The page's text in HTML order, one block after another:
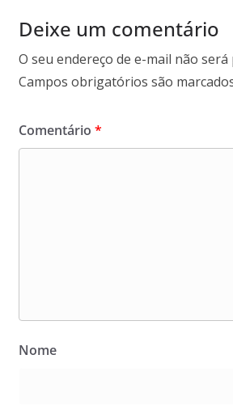
Deixe um comentário
O seu endereço de e-mail não será
Campos obrigatórios são
Comentário *
Nome